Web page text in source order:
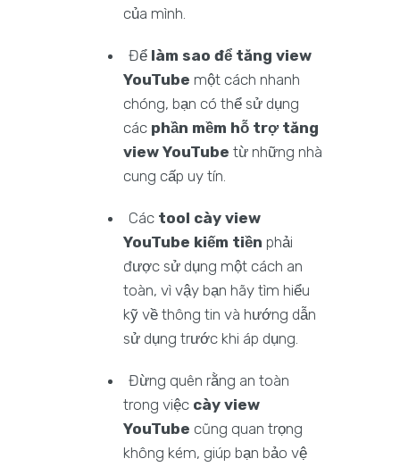
của mình.
Để làm sao để tăng view
YouTube một cách nhanh
chóng, bạn có thể sử dụng
các phần mềm hỗ trợ tăng
view YouTube từ những nhà
cung cấp uy tín.
Các tool cày view
YouTube kiếm tiền phải
được sử dụng một cách an
toàn, vì vậy bạn hãy tìm hiểu
kỹ về thông tin và hướng dẫn
sử dụng trước khi áp dụng.
Đừng quên rằng an toàn
trong việc cày view
YouTube cũng quan trọng
không kém, giúp bạn bảo vệ